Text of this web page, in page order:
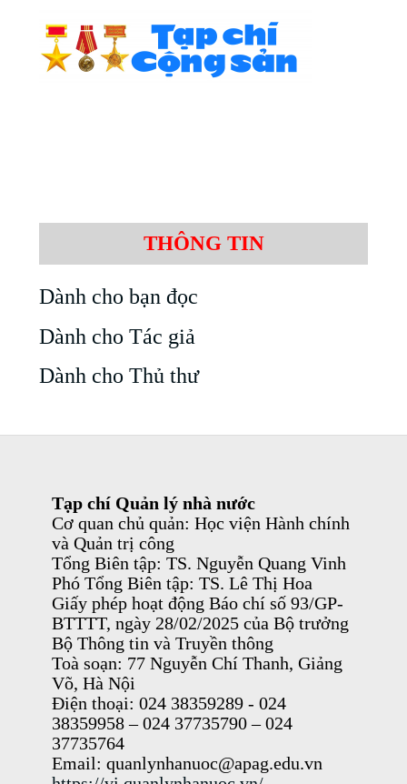
THÔNG TIN
Dành cho bạn đọc
Dành cho Tác giả
Dành cho Thủ thư
Tạp chí Quản lý nhà nước
Cơ quan chủ quản: Học viện Hành chính
và Quản trị công
Tổng Biên tập: TS. Nguyễn Quang Vinh
Phó Tổng Biên tập: TS. Lê Thị Hoa
Giấy phép hoạt động Báo chí số 93/GP-
BTTTT, ngày 28/02/2025 của Bộ trưởng
Bộ Thông tin và Truyền thông
Toà soạn: 77 Nguyễn Chí Thanh, Giảng
Võ, Hà Nội
Điện thoại: 024 38359289 - 024
38359958 – 024 37735790 – 024
37735764
Email: quanlynhanuoc@apag.edu.vn